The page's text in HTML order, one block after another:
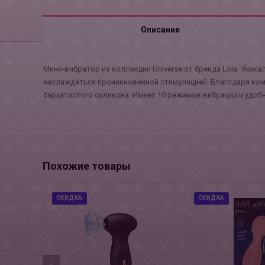
Описание
Мини-вибратор из коллекции Universe от бренда Lola.
наслаждаться проникновенной стимуляцией. Благодаря
бархатистого силикона. Имеет 10 режимов вибрации и
Похожие товары
СКИДКА СКИДКА